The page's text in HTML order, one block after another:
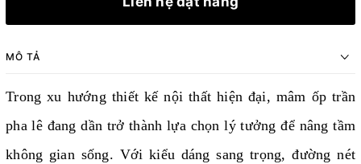
MÔ TẢ
Trong xu hướng thiết kế nội thất hiện đại, mâm ốp trần
pha lê đang dần trở thành lựa chọn lý tưởng để nâng tầm
không gian sống. Với kiểu dáng sang trọng, đường nét